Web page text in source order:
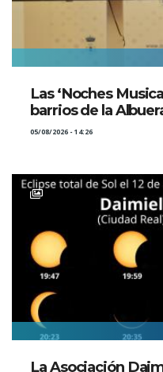
Las ‘Noches
barrios de la
05/08/2026 - 14:26
La Asociación